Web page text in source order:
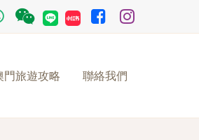
門旅遊攻略 聯絡我們